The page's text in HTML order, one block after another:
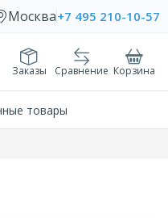
Москва+7 495 210-10-57
Заказы Сравнение Корзина
товары